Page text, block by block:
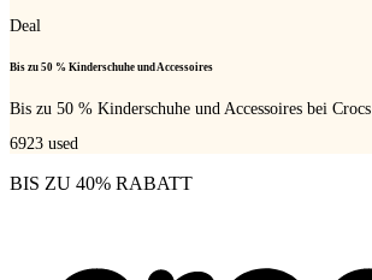
Deal
Bis zu 50 % Kinderschuhe und Accessoires
Bis zu 50 % Kinderschuhe und Accessoires bei Crocs
6923 used
BIS ZU 40% RABATT